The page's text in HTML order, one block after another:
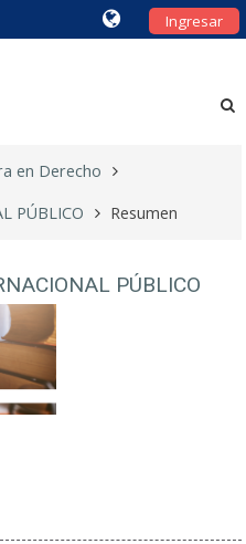
Ingresar
en Derecho
PÚBLICO
Resumen
PÚBLICO